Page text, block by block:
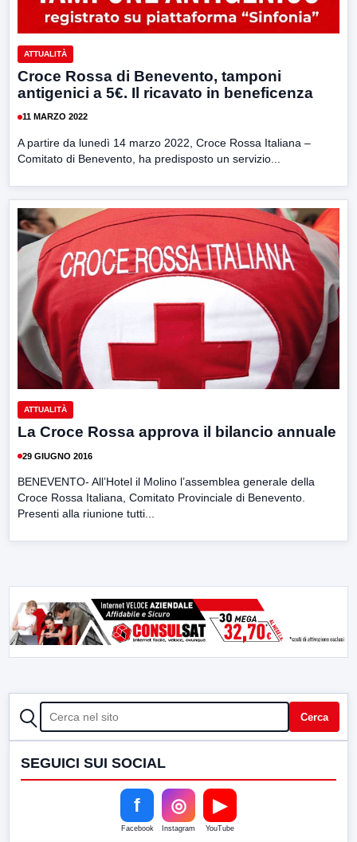
ATTUALITÀ
Croce Rossa di Benevento, tamponi
antigenici a 5€. Il ricavato in beneficenza
11 MARZO 2022
A partire da lunedì 14 marzo 2022, Croce Rossa Italiana –
Comitato di Benevento, ha predisposto un servizio...
ATTUALITÀ
La Croce Rossa approva il bilancio annuale
29 GIUGNO 2016
BENEVENTO- All’Hotel il Molino l’assemblea generale della
Croce Rossa Italiana, Comitato Provinciale di Benevento.
Presenti alla riunione tutti...
CERCA Cerca
SEGUICI SUI SOCIAL
f
Facebook
◎
Instagram
▶
YouTube